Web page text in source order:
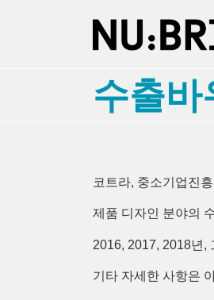
수출바
코트라, 중소기업진
제품 디자인 분야의
2016, 2017, 2018년,
기타 자세한 사항은